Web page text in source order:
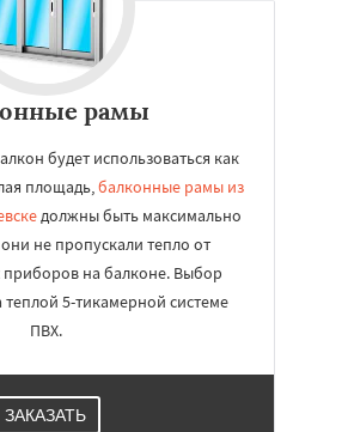
рамы
будет использоваться как
площадь,балконные рамы из
должны быть максимально
не пропускали тепло от
приборов на балконе. Выбор
теплой 5-тикамерной системе
ПВХ.
ЗАКАЗАТЬ